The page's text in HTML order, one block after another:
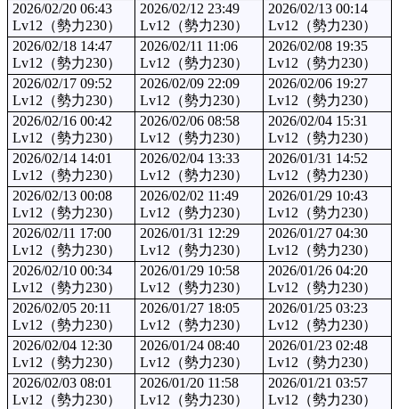
2026/02/20 06:43
Lv12（勢力230）
2026/02/12 23:49
Lv12（勢力230）
2026/02/13 00:14
Lv12（勢力230）
2026/02/18 14:47
Lv12（勢力230）
2026/02/11 11:06
Lv12（勢力230）
2026/02/08 19:35
Lv12（勢力230）
2026/02/17 09:52
Lv12（勢力230）
2026/02/09 22:09
Lv12（勢力230）
2026/02/06 19:27
Lv12（勢力230）
2026/02/16 00:42
Lv12（勢力230）
2026/02/06 08:58
Lv12（勢力230）
2026/02/04 15:31
Lv12（勢力230）
2026/02/14 14:01
Lv12（勢力230）
2026/02/04 13:33
Lv12（勢力230）
2026/01/31 14:52
Lv12（勢力230）
2026/02/13 00:08
Lv12（勢力230）
2026/02/02 11:49
Lv12（勢力230）
2026/01/29 10:43
Lv12（勢力230）
2026/02/11 17:00
Lv12（勢力230）
2026/01/31 12:29
Lv12（勢力230）
2026/01/27 04:30
Lv12（勢力230）
2026/02/10 00:34
Lv12（勢力230）
2026/01/29 10:58
Lv12（勢力230）
2026/01/26 04:20
Lv12（勢力230）
2026/02/05 20:11
Lv12（勢力230）
2026/01/27 18:05
Lv12（勢力230）
2026/01/25 03:23
Lv12（勢力230）
2026/02/04 12:30
Lv12（勢力230）
2026/01/24 08:40
Lv12（勢力230）
2026/01/23 02:48
Lv12（勢力230）
2026/02/03 08:01
Lv12（勢力230）
2026/01/20 11:58
Lv12（勢力230）
2026/01/21 03:57
Lv12（勢力230）